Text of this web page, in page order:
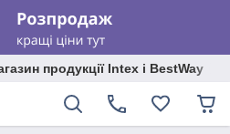
продукції Intex і BestWay